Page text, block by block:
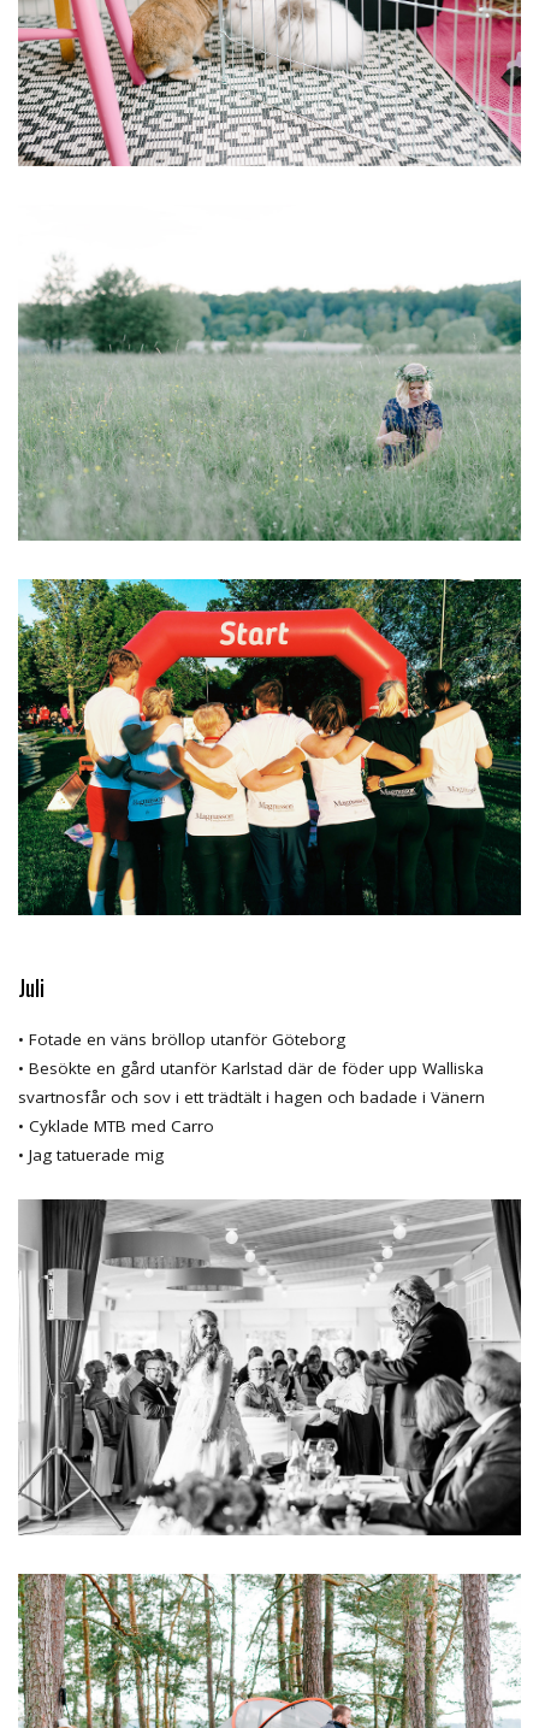
Juli
• Fotade en väns bröllop utanför Göteborg
• Besökte en gård utanför Karlstad där de föder upp Walliska
svartnosfår och sov i ett trädtält i hagen och badade i Vänern
• Cyklade MTB med Carro
• Jag tatuerade mig